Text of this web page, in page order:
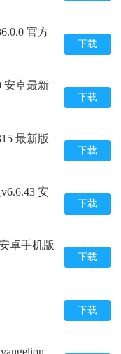
官方
下载
安卓最新
下载
最新版
下载
安
下载
卓手机版
下载
下载